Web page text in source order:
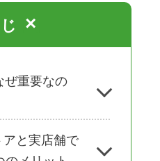
×
重要なの
と実店舗で